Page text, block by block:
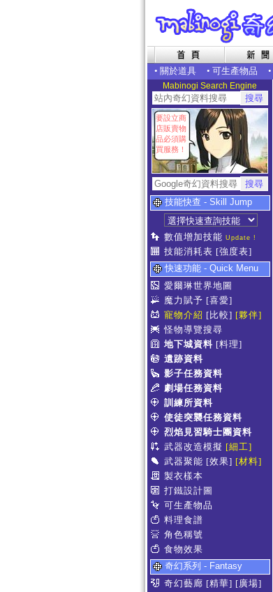
• 關於道具 • 可生產物品 •
Mabinogi Search Engine
要設立商
店販賣物
品必須購
買服務！
技能快查 - Skill Jump
數值增加技能 Update !
技能消耗表 [強度表]
快速功能 - Quick Menu
愛爾琳世界地圖
魔力賦予 [喜愛]
寵物介紹 [比較] [夥伴]
怪物導覽搜尋
地下城資料 [料理]
遺跡資料
影子任務資料
劇場任務資料
訓練所資料
使徒突襲任務資料
烈焰見習騎士團資料
武器改造模擬 [細工]
武器聚能 [效果] [材料]
製衣樣本
打鐵設計圖
可生產物品
料理食譜
角色稱號
食物效果
奇幻系列 - Fantasy
奇幻藝廊 [精華] [廣場]